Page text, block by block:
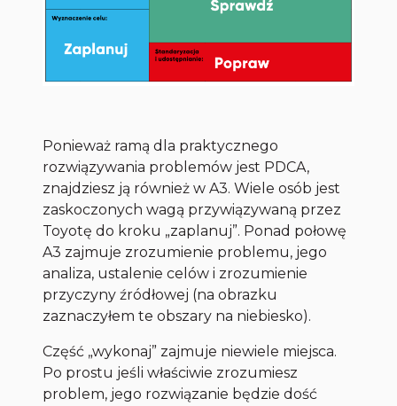
Ponieważ ramą dla praktycznego
rozwiązywania problemów jest PDCA,
znajdziesz ją również w A3. Wiele osób jest
zaskoczonych wagą przywiązywaną przez
Toyotę do kroku „zaplanuj”. Ponad połowę
A3 zajmuje zrozumienie problemu, jego
analiza, ustalenie celów i zrozumienie
przyczyny źródłowej (na obrazku
zaznaczyłem te obszary na niebiesko).
Część „wykonaj” zajmuje niewiele miejsca.
Po prostu jeśli właściwie zrozumiesz
problem, jego rozwiązanie będzie dość